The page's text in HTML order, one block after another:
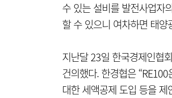
수 있는 설비를 발전사업자
할 수 있으니 여차하면 태
지난달 23일 한국경제인협
건의했다. 한경협은
대한 세액공제 도입 등을